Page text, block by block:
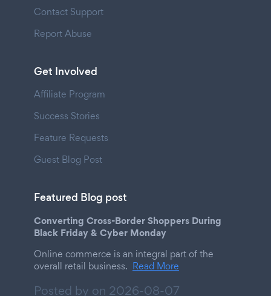
Contact Support
Report Abuse
Get Involved
Affiliate Program
Success Stories
Feature Requests
Guest Blog Post
Featured Blog post
Converting Cross-Border Shoppers During
Black Friday & Cyber Monday
Online commerce is an integral part of the
overall retail business. Read More
Posted by on 2026-08-07